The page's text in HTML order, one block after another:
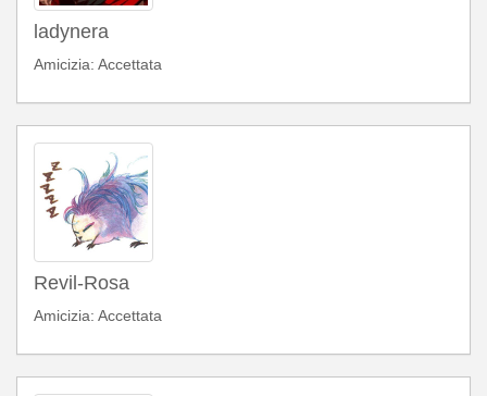
ladynera
Amicizia: Accettata
Revil-Rosa
Amicizia: Accettata